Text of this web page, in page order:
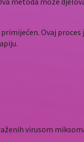
Ovaj
virusom